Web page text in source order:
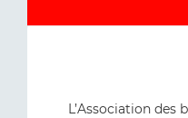
L’Association des